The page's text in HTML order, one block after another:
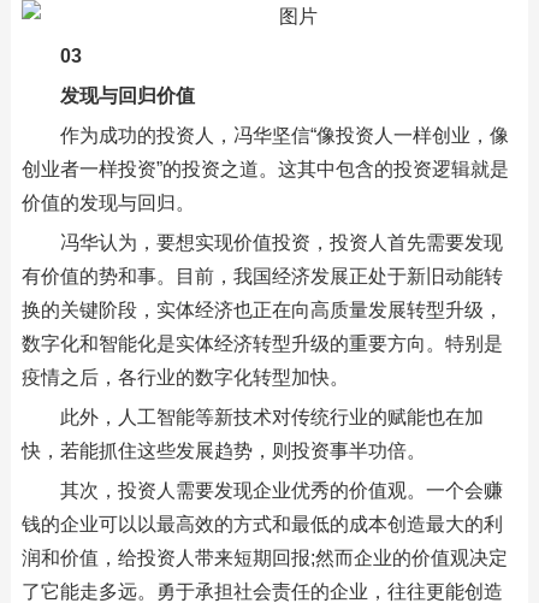
03
发现与回归价值
作为成功的投资人，冯华坚信“像投资人一样创业，像
创业者一样投资”的投资之道。这其中包含的投资逻辑就是
价值的发现与回归。
冯华认为，要想实现价值投资，投资人首先需要发现
有价值的势和事。目前，我国经济发展正处于新旧动能转
换的关键阶段，实体经济也正在向高质量发展转型升级，
数字化和智能化是实体经济转型升级的重要方向。特别是
疫情之后，各行业的数字化转型加快。
此外，人工智能等新技术对传统行业的赋能也在加
快，若能抓住这些发展趋势，则投资事半功倍。
其次，投资人需要发现企业优秀的价值观。一个会赚
钱的企业可以以最高效的方式和最低的成本创造最大的利
润和价值，给投资人带来短期回报;然而企业的价值观决定
了它能走多远。勇于承担社会责任的企业，往往更能创造